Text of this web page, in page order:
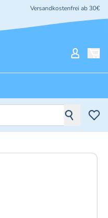
Versandkostenfrei ab 30€